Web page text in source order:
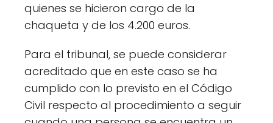
quienes se hicieron cargo de la
chaqueta y de los 4.200 euros.
Para el tribunal, se puede considerar
acreditado que en este caso se ha
cumplido con lo previsto en el Código
Civil respecto al procedimiento a seguir